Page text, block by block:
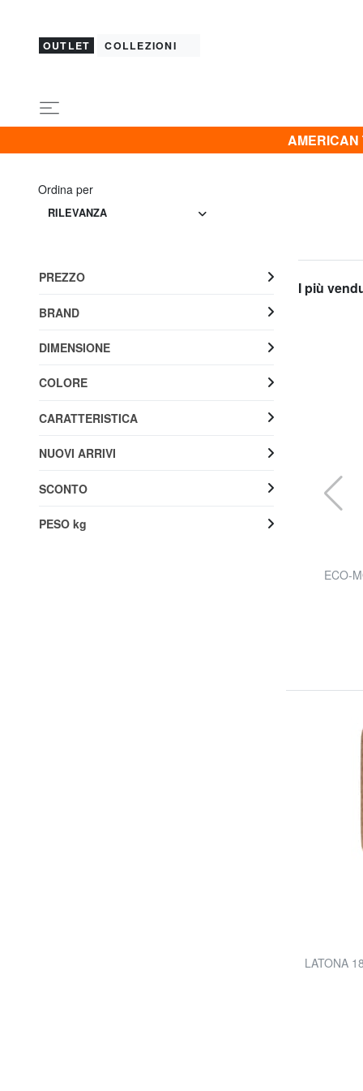
OUTLET COLLEZIONI
AMERICAN
Ordina per
RILEVANZA
I più
ECO-
LATONA
PREZZO
BRAND
DIMENSIONE
COLORE
CARATTERISTICA
NUOVI ARRIVI
SCONTO
PESO kg